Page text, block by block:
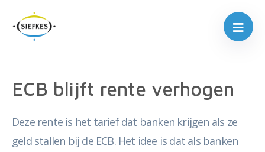
ECB blijft rente verhogen
Deze rente is het tarief dat banken krijgen als ze
geld stallen bij de ECB. Het idee is dat als banken